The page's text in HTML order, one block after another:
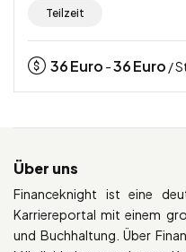
Teilzeit
36Euro -36Euro /
Über uns
Financeknight ist eine
Karriereportal mit einem
und Buchhaltung. Über